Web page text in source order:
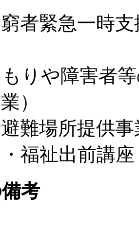
者緊急一時
りや障害者
）
難場所提供
福祉出前講座
考